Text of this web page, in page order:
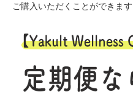
ご購入いただくことができます